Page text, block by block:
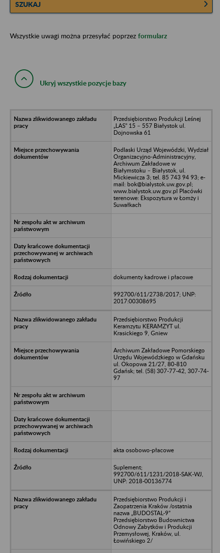
SZUKAJ
Wszystkie uwagi można przesyłać poprzez formularz
Ukryj wszystkie pozycje bazy
Przedsiębiorstwo Produkcji Leśnej
„LAS” 15 – 557 Białystok ul.
Dojnowska 61
Podlaski Urząd Wojewódzki, Wydział
Organizacyjno-Administracyjny,
Archiwum Zakładowe w
Białymstoku – Białystok, ul.
Mickiewicza 3; tel. 85 743 94 93; e-
mail: bok@bialystok.uw.gov.pl;
www.bialystok.uw.gov.pl Placówki
terenowe: Ekspozytura w Łomży i
Suwałkach
dokumenty kadrowe i płacowe
992700/611/2738/2017; UNP:
2017:00308695
Przedsiębiorstwo Produkcji
Keramzytu KERAMZYT ul.
Krasickiego 9, Gniew
Archiwum Zakładowe Pomorskiego
Urzędu Wojewódzkiego w Gdańsku
ul. Okopowa 21/27, 80-810
Gdańsk; tel. (58) 307-77-42, 307-74-
97
akta osobowo-płacowe
Suplement;
992700/611/1231/2018-SAK-WJ,
UNP: 2018-00136774
Przedsiębiorstwo Produkcji i
Zaopatrzenia Kraków /ostatnia
nazwa „BUDOSTAL-9”
Przedsiębiorstwo Budownictwa
Odnowy Zabytków i Produkcji
Przemysłowej, Kraków, ul.
Łowińskiego 2/